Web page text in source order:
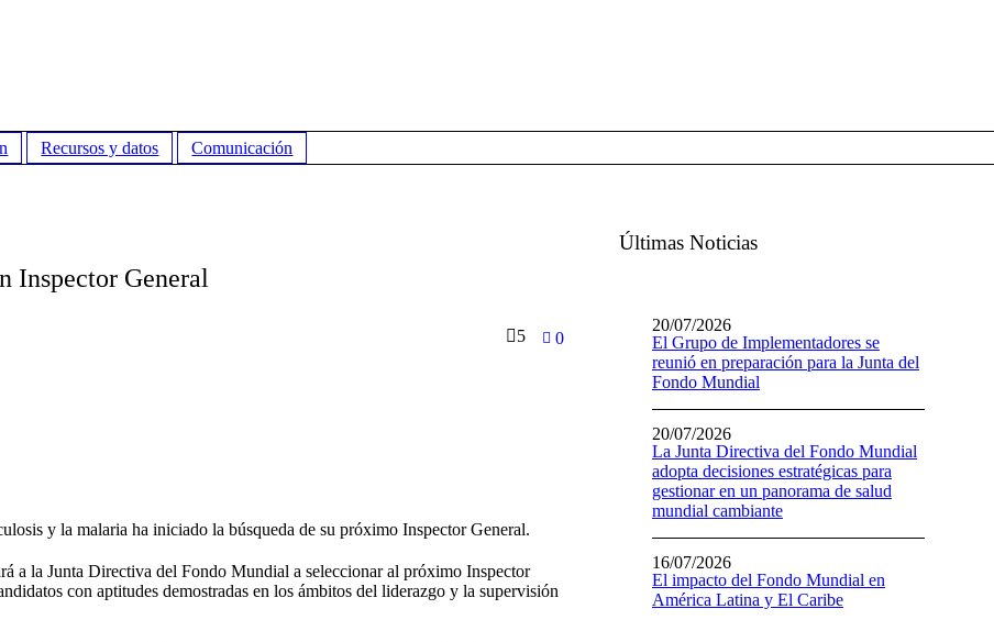
Recursos y datos Comunicación
Inspector General
5 0
y la malaria ha iniciado la búsqueda de su próximo Inspector General.
a la Junta Directiva del Fondo Mundial a seleccionar al próximo Inspector
con aptitudes demostradas en los ámbitos del liderazgo y la supervisión
Últimas Noticias
El Grupo de Implementadores se
reunió en preparación para la Junta del
Fondo Mundial
20/07/2026
La Junta Directiva del Fondo Mundial
adopta decisiones estratégicas para
gestionar en un panorama de salud
mundial cambiante
20/07/2026
El impacto del Fondo Mundial en
América Latina y El Caribe
16/07/2026